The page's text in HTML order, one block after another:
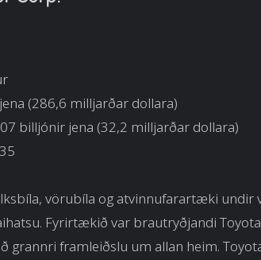
(286,6 milljarðar dollara)
billjónir jena (32,2 milljarðar dollara)
vörubíla og atvinnufarartæki undir
Fyrirtækið var brautryðjandi
grannri framleiðslu um allan heim.